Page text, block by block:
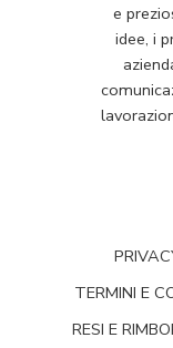
e
idee, i
TERMINI E
RESI E